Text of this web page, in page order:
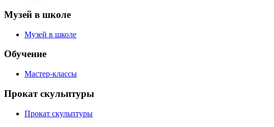
Музей в школе
Музей в школе
Обучение
Мастер-классы
Прокат скульптуры
Прокат скульптуры